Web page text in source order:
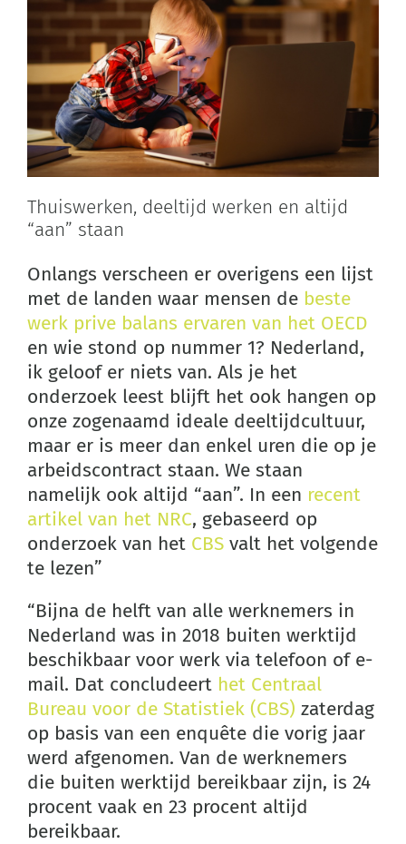
Thuiswerken, deeltijd werken en altijd
“aan” staan
Onlangs verscheen er overigens een lijst
met de landen waar mensen de beste
werk prive balans ervaren van het OECD
en wie stond op nummer 1? Nederland,
ik geloof er niets van. Als je het
onderzoek leest blijft het ook hangen op
onze zogenaamd ideale deeltijdcultuur,
maar er is meer dan enkel uren die op je
arbeidscontract staan. We staan
namelijk ook altijd “aan”. In een recent
artikel van het NRC, gebaseerd op
onderzoek van het CBSvalt het volgende
te lezen”
“Bijna de helft van alle werknemers in
Nederland was in 2018 buiten werktijd
beschikbaar voor werk via telefoon of e-
mail. Dat concludeert het Centraal
Bureau voor de Statistiek (CBS) zaterdag
op basis van een enquête die vorig jaar
werd afgenomen. Van de werknemers
die buiten werktijd bereikbaar zijn, is 24
procent vaak en 23 procent altijd
bereikbaar.